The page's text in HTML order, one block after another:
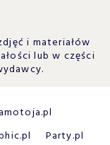
i materiałów
lub w części
Party.pl